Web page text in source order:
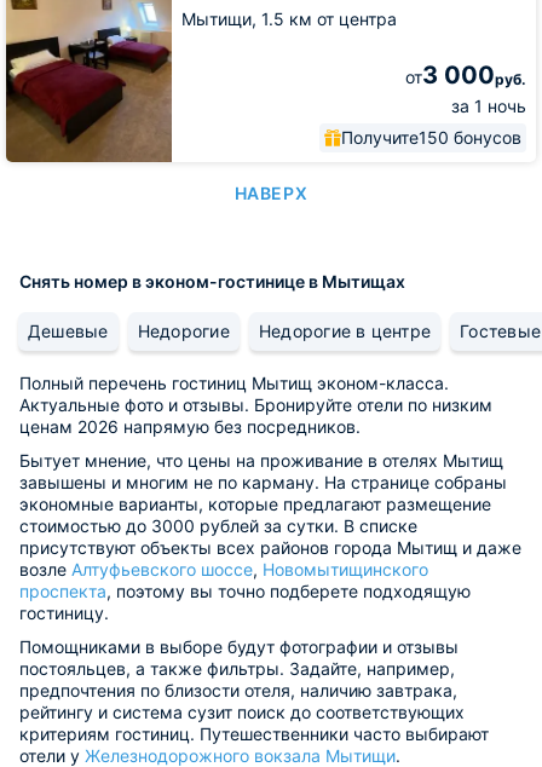
Мытищи, 1.5 км от центра
от3 000руб.
за 1 ночь
Получите150 бонусов
НАВЕРХ
Снять номер в эконом-гостинице в Мытищах
Дешевые Недорогие Недорогие в центре
Полный перечень гостиниц Мытищ эконом-класса.
Актуальные фото и отзывы. Бронируйте отели по низким
ценам 2026 напрямую без посредников.
Бытует мнение, что цены на проживание в отелях Мытищ
завышены и многим не по карману. На странице собраны
экономные варианты, которые предлагают размещение
стоимостью до 3000 рублей за сутки. В списке
присутствуют объекты всех районов города Мытищ и даже
возле Алтуфьевского шоссе, Новомытищинского
проспекта, поэтому вы точно подберете подходящую
гостиницу.
Помощниками в выборе будут фотографии и отзывы
постояльцев, а также фильтры. Задайте, например,
предпочтения по близости отеля, наличию завтрака,
рейтингу и система сузит поиск до соответствующих
критериям гостиниц. Путешественники часто выбирают
отели у Железнодорожного вокзала Мытищи.